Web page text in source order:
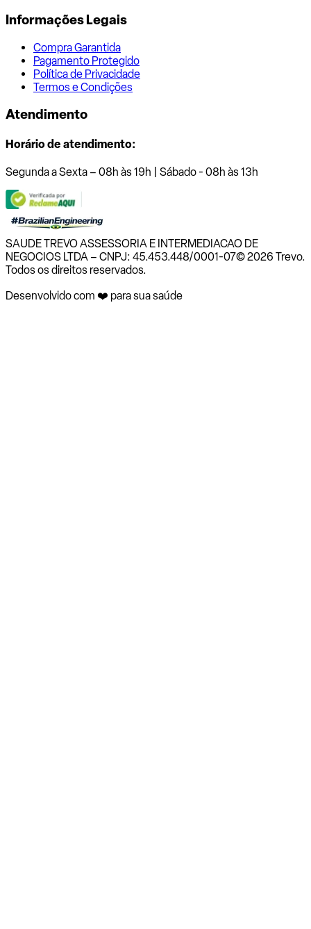
Informações Legais
Compra Garantida
Pagamento Protegido
Política de Privacidade
Termos e Condições
Atendimento
Horário de atendimento:
Segunda a Sexta – 08h às 19h | Sábado - 08h às 13h
SAUDE TREVO ASSESSORIA E INTERMEDIACAO DE
NEGOCIOS LTDA – CNPJ: 45.453.448/0001-07© 2026 Trevo.
Todos os direitos reservados.
Desenvolvido com ❤️ para sua saúde